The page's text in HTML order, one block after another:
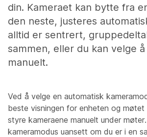
din. Kameraet kan bytte fra
den neste, justeres
alltid er sentrert,
sammen, eller du kan velge
manuelt.
Ved å velge en automatisk
beste visningen for enheten og
styre kameraene manuelt under
kameramodus uansett om du er i en